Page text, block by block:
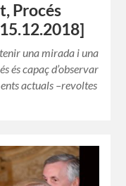
Procés
una mirada i una
és capaç d’observar
actuals –revoltes